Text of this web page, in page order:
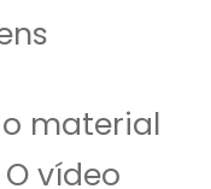
material
vídeo